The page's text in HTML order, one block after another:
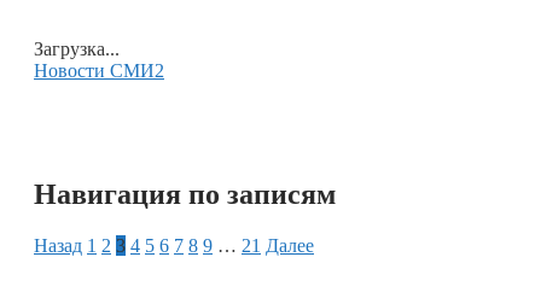
Загрузка...
Новости СМИ2
Навигация по записям
Назад 1 2 3 4 5 6 7 8 9 … 21 Далее